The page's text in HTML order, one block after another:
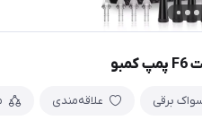
برقی علاقه‌مندی